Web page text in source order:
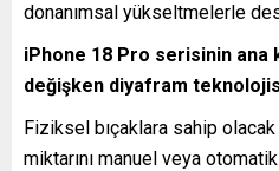
donanımsal yükseltmelerle
iPhone 18 Pro serisinin ana
değişken diyafram
Fiziksel bıçaklara sahip olacak
miktarını manuel veya